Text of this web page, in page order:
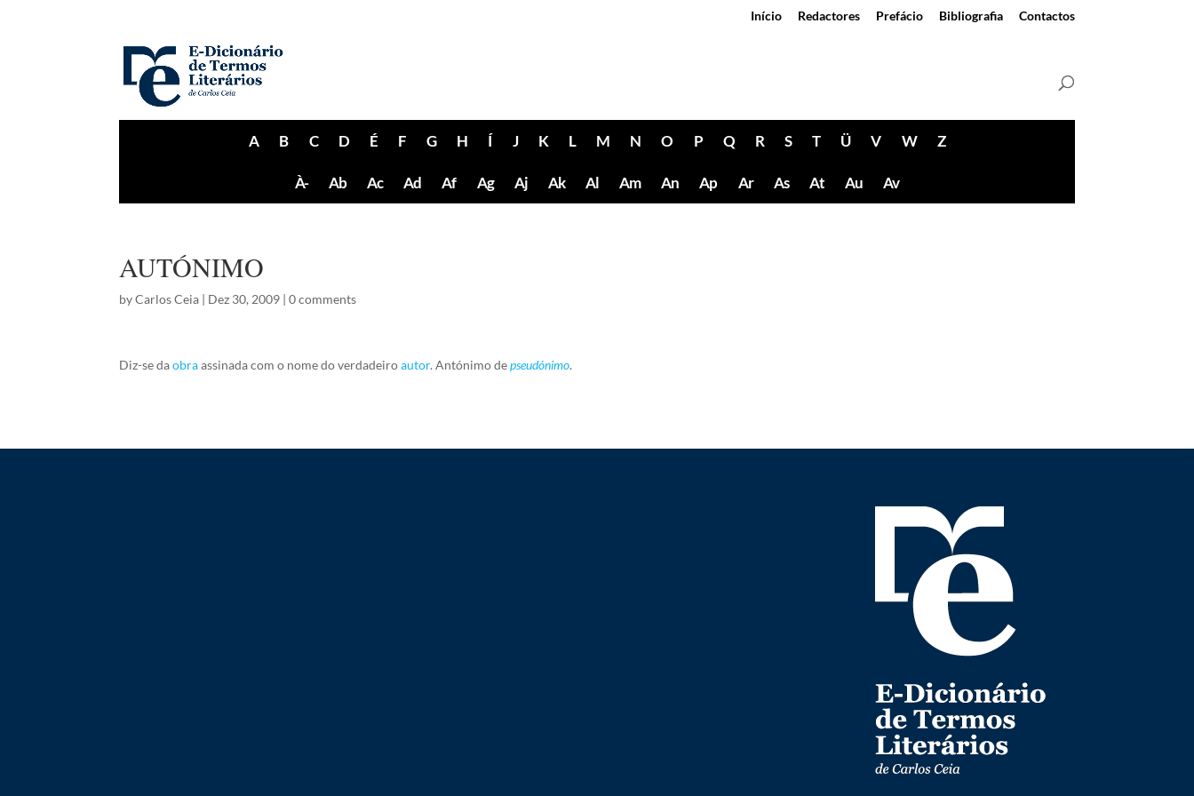
Início Redactores Prefácio Bibliografia Contactos
A B C D É F G H Í J K L M N O P Q R S T Ü V W Z
À- Ab Ac Ad Af Ag Aj Ak Al Am An Ap Ar As At Au Av
AUTÓNIMO
byCarlos Ceia | Dez 30, 2009 |0 comments
Diz-se daobraassinada com o nome do verdadeiroautor. Antónimo depseudónimo.